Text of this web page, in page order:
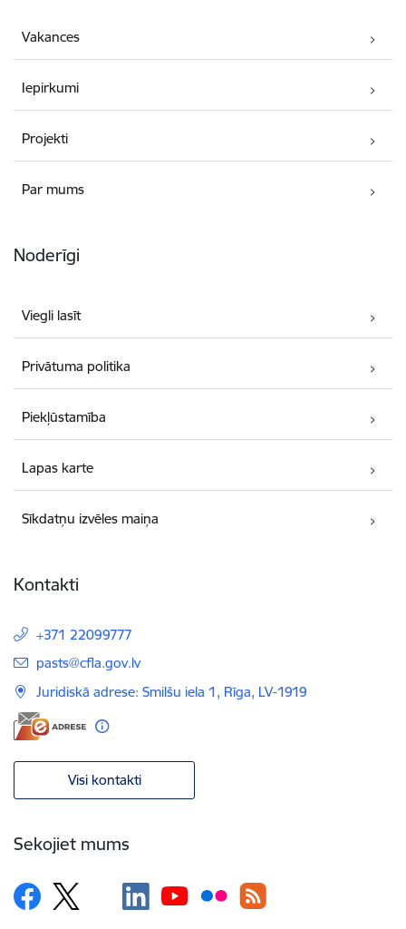
Vakances
Iepirkumi
Projekti
Par mums
Noderīgi
Viegli lasīt
Privātuma politika
Piekļūstamība
Lapas karte
Sīkdatņu izvēles maiņa
Kontakti
+371 22099777
E-pasts:
pasts@cfla.gov.lv
Juridiskā adrese: Smilšu iela 1, Rīga, LV-1919
Visi kontakti
Sekojiet mums